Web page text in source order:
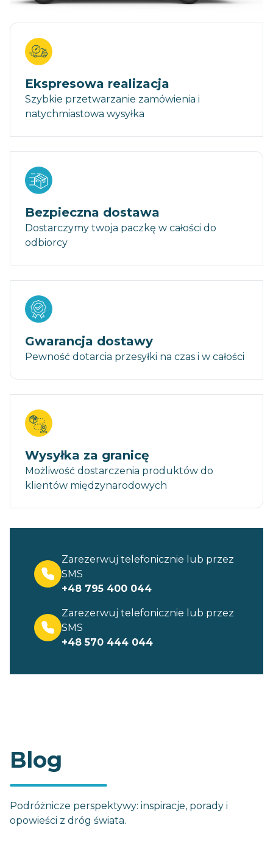
Ekspresowa realizacja
Szybkie przetwarzanie zamówienia i
natychmiastowa wysyłka
Bezpieczna dostawa
Dostarczymy twoja paczkę w całości do
odbiorcy
Gwarancja dostawy
Pewność dotarcia przesyłki na czas i w całości
Wysyłka za granicę
Możliwość dostarczenia produktów do
klientów międzynarodowych
Zarezerwuj telefonicznie lub przez
SMS
+48 795 400 044
Zarezerwuj telefonicznie lub przez
SMS
+48 570 444 044
Blog
Podróżnicze perspektywy: inspiracje, porady i
opowieści z dróg świata.